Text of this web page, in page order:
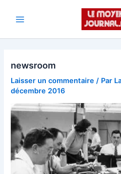
newsroom
Laisser un commentaire / Par
décembre 2016